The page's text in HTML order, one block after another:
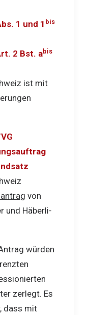
1 und 1 bis
2 Bst. abis
ist mit
von
und Häberli-
würden
zerlegt. Es
dass mit